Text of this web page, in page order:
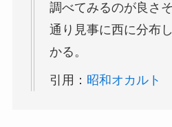
調べてみるのが良さ
通り見事に西に分布
かる。
引用： 昭和オカルト